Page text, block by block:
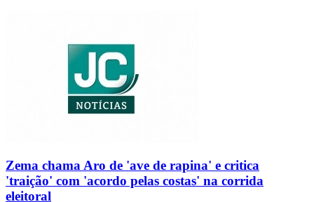
Zema chama Aro de 'ave de rapina' e critica
'traição' com 'acordo pelas costas' na corrida
eleitoral